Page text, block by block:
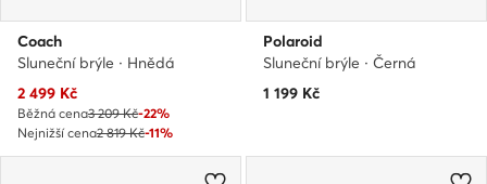
Coach
Sluneční brýle · Hnědá
Aktuální cena
2 499 Kč
Běžná cena3 209 Kč-22%
Nejnižší cena2 819 Kč-11%
Polaroid
Sluneční brýle · Černá
1 199 Kč